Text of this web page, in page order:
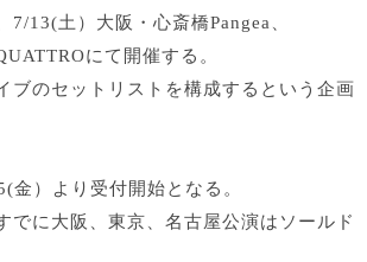
7/13(土）大阪・心斎橋Pangea、
にて開催する。
ブのセットリストを構成するという企画
金）より受付開始となる。
でに大阪、 東京、名古屋公演はソールド